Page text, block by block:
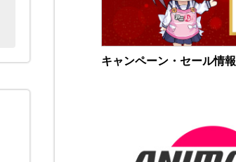
キャンペーン・セール情報